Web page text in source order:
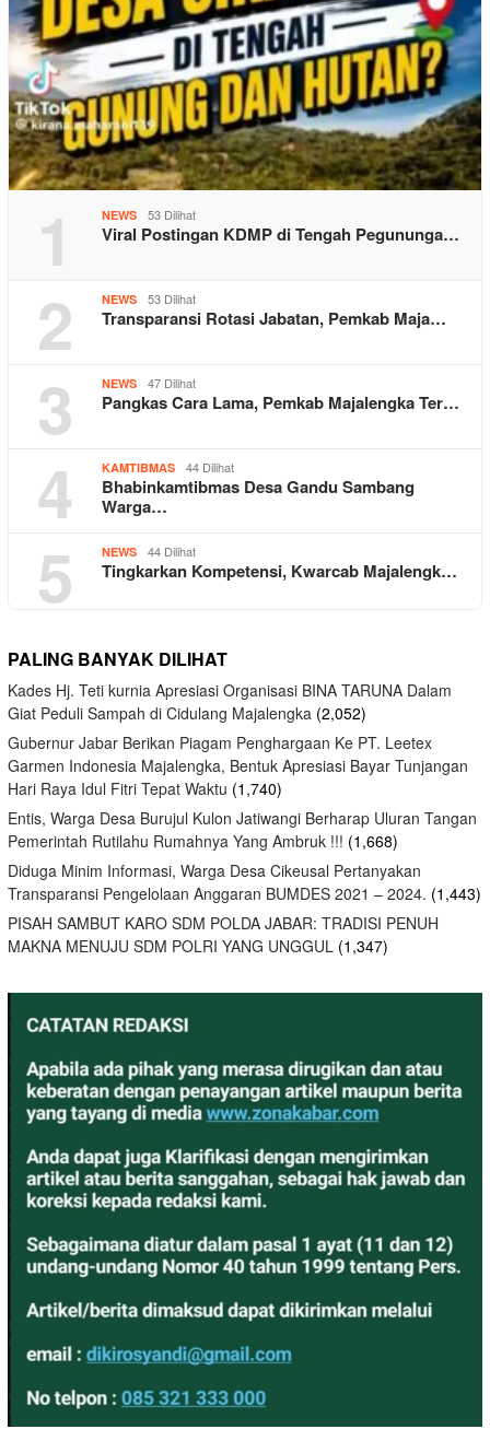
1 NEWS 53 Dilihat
Viral Postingan KDMP di Tengah Pegununga…
2 NEWS 53 Dilihat
Transparansi Rotasi Jabatan, Pemkab Maja…
3 NEWS 47 Dilihat
Pangkas Cara Lama, Pemkab Majalengka Ter…
4 KAMTIBMAS 44 Dilihat
Bhabinkamtibmas Desa Gandu Sambang
Warga…
5 NEWS 44 Dilihat
Tingkarkan Kompetensi, Kwarcab Majalengk…
PALING BANYAK DILIHAT
Kades Hj. Teti kurnia Apresiasi Organisasi BINA TARUNA Dalam
Giat Peduli Sampah di Cidulang Majalengka (2,052)
Gubernur Jabar Berikan Piagam Penghargaan Ke PT. Leetex
Garmen Indonesia Majalengka, Bentuk Apresiasi Bayar Tunjangan
Hari Raya Idul Fitri Tepat Waktu (1,740)
Entis, Warga Desa Burujul Kulon Jatiwangi Berharap Uluran Tangan
Pemerintah Rutilahu Rumahnya Yang Ambruk !!! (1,668)
Diduga Minim Informasi, Warga Desa Cikeusal Pertanyakan
Transparansi Pengelolaan Anggaran BUMDES 2021 – 2024. (1,443)
PISAH SAMBUT KARO SDM POLDA JABAR: TRADISI PENUH
MAKNA MENUJU SDM POLRI YANG UNGGUL (1,347)